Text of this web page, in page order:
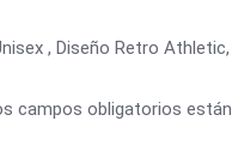
, Diseño Retro Athletic,
campos obligatorios están